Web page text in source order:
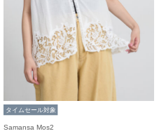
タイムセール対象
Samansa Mos2